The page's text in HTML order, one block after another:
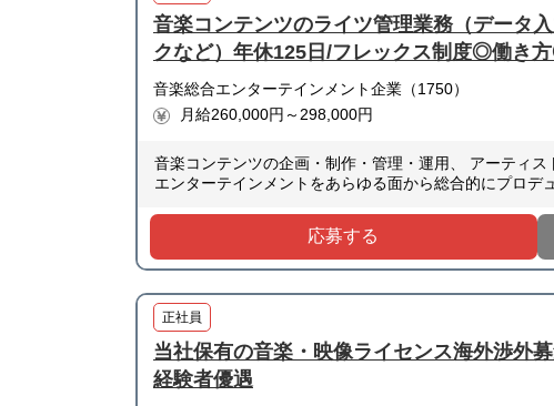
音楽コンテンツのライツ管理業務（データ
クなど）年休125日/フレックス制度◎働き
音楽総合エンターテインメント企業（1750）
月給260,000円～298,000円
音楽コンテンツの企画・制作・管理・運用、 アーティ
エンターテインメントをあらゆる面から総合的にプロデ
応募する
正社員
当社保有の音楽・映像ライセンス海外渉外
経験者優遇